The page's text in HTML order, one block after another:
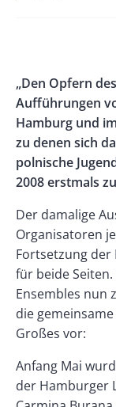
Left
Rectangle
Right
Body
„Den Opfern
Aufführungen
Hamburg und
zu denen sich
polnische
2008 erstmals
Der damalige
Organisatoren
Fortsetzung der
für beide
Ensembles nun
die
Großes vor:
Anfang Mai
der Hamburger